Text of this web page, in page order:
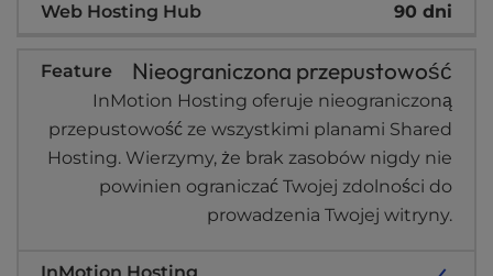
90 dni
Nieograniczona przepustowość
InMotion Hosting oferuje nieograniczoną
przepustowość ze wszystkimi planami Shared
Hosting. Wierzymy, że brak zasobów nigdy nie
powinien ograniczać Twojej zdolności do
prowadzenia Twojej witryny.